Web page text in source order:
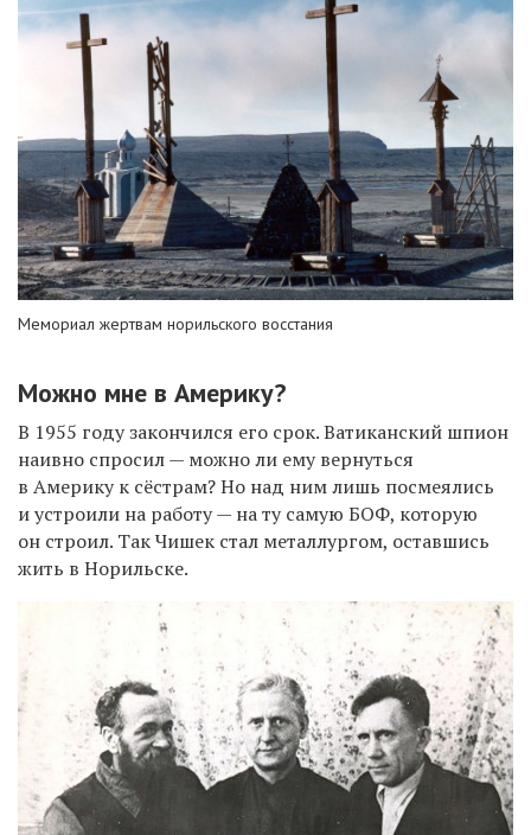
Мемориал жертвам норильского восстания
Можно мне в Америку?
В 1955 году закончился его срок. Ватиканский шпион
наивно спросил — можно ли ему вернуться
в Америку к сёстрам? Но над ним лишь посмеялись
и устроили на работу — на ту самую БОФ, которую
он строил. Так Чишек стал металлургом, оставшись
жить в Норильске.